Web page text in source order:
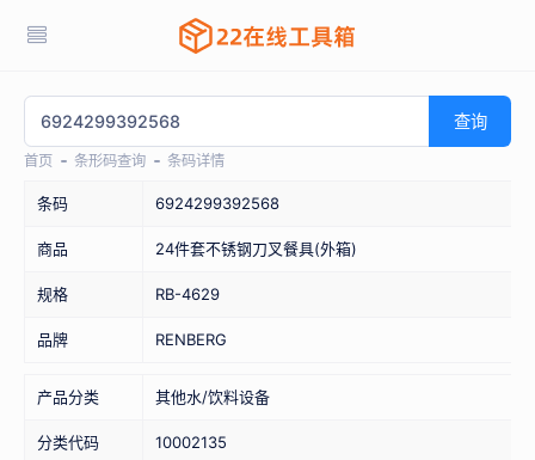
查询
首页 条形码查询 条码详情
条码 6924299392568
商品 24件套不锈钢刀叉餐具(外箱)
规格 RB-4629
品牌 RENBERG
产品分类 其他水/饮料设备
分类代码 10002135